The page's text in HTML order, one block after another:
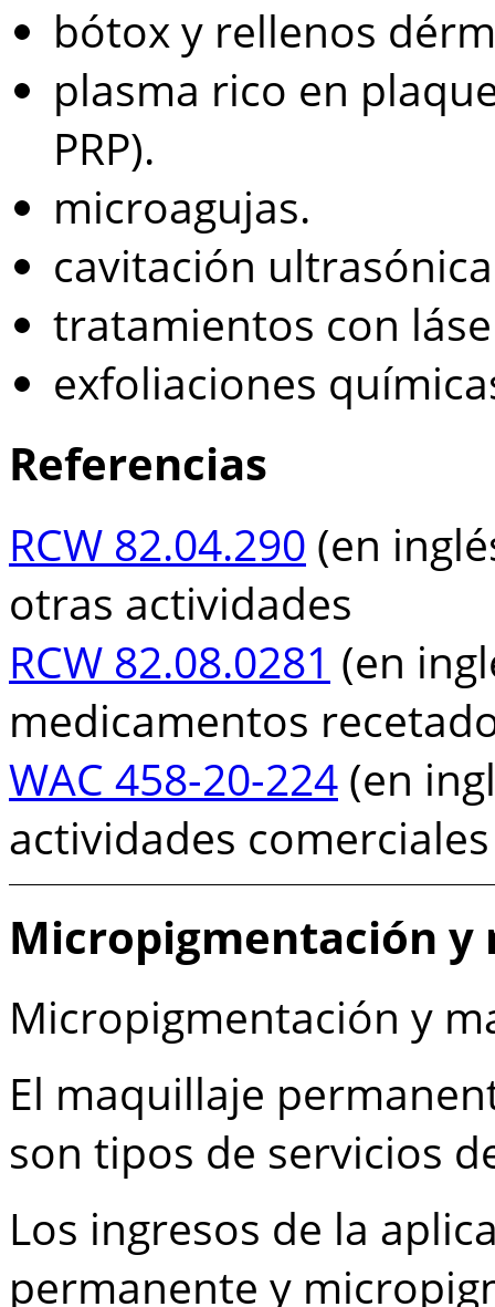
bótox y rellenos
plasma rico en
PRP).
microagujas.
cavitación
tratamientos con
exfoliaciones
Referencias
RCW 82.04.290 (en
otras actividades
RCW 82.08.0281 (en
medicamentos
WAC 458-20-224 (en
actividades comerciales
Micropigmentación
Micropigmentación y
El maquillaje
son tipos de servicios
Los ingresos de la
permanente y